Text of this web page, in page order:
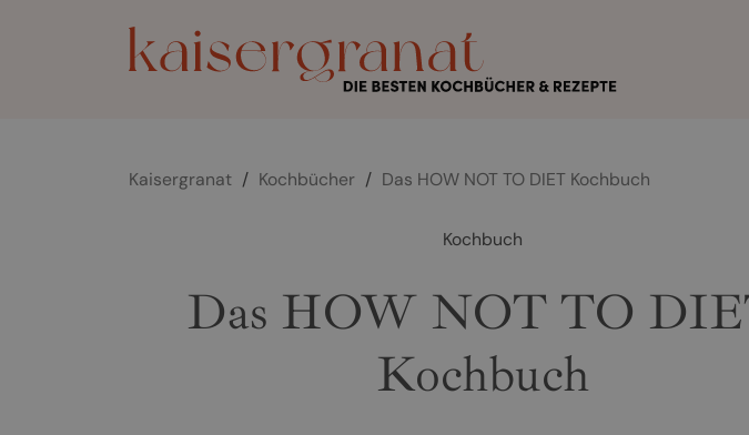
Kaisergranat / Kochbücher / Das HOW NOT TO DIET Kochbuch
Kochbuch
Das HOW NOT TO
Kochbuch